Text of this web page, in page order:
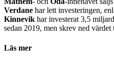
Verdane har lett investeringen,
Kinnevik har investerat 3,5
sedan 2019, men skrev ned
Läs mer